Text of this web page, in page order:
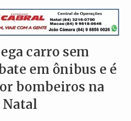
carro sem
em ônibus e é
bombeiros na
Natal